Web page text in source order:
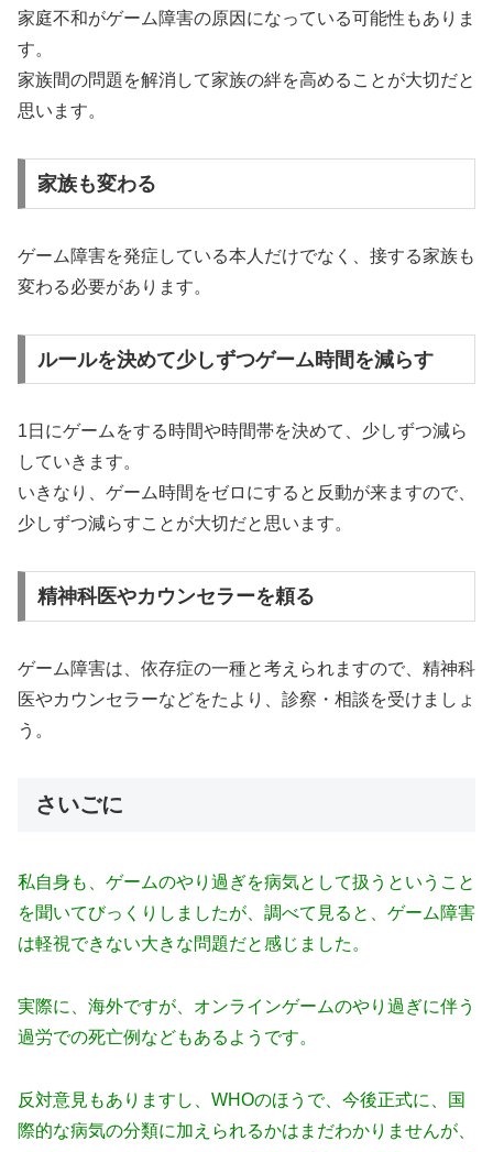
家庭不和がゲーム障害の原因になっている可能性もありま
す。
家族間の問題を解消して家族の絆を高めることが大切だと
思います。
家族も変わる
ゲーム障害を発症している本人だけでなく、接する家族も
変わる必要があります。
ルールを決めて少しずつゲーム時間を減らす
1日にゲームをする時間や時間帯を決めて、少しずつ減ら
していきます。
いきなり、ゲーム時間をゼロにすると反動が来ますので、
少しずつ減らすことが大切だと思います。
精神科医やカウンセラーを頼る
ゲーム障害は、依存症の一種と考えられますので、精神科
医やカウンセラーなどをたより、診察・相談を受けましょ
う。
さいごに
私自身も、ゲームのやり過ぎを病気として扱うということ
を聞いてびっくりしましたが、調べて見ると、ゲーム障害
は軽視できない大きな問題だと感じました。
実際に、海外ですが、オンラインゲームのやり過ぎに伴う
過労での死亡例などもあるようです。
反対意見もありますし、WHOのほうで、今後正式に、国
際的な病気の分類に加えられるかはまだわかりませんが、